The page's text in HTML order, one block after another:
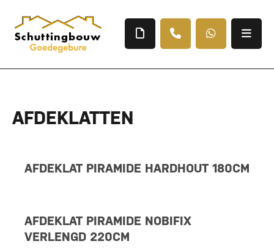
AFDEKLATTEN
AFDEKLAT PIRAMIDE HARDHOUT 180CM
AFDEKLAT PIRAMIDE NOBIFIX
VERLENGD 220CM